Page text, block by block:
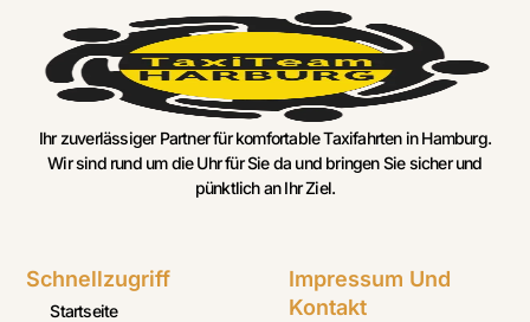
Ihr zuverlässiger Partner für komfortable Taxifahrten in Hamburg.
Wir sind rund um die Uhr für Sie da und bringen Sie sicher und
pünktlich an Ihr Ziel.
Schnellzugriff
Startseite
Impressum Und
Kontakt